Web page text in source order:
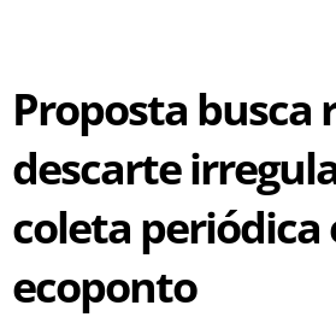
Proposta busca
descarte
coleta periódica
ecoponto